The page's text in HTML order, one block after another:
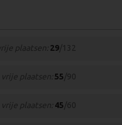
vrije plaatsen: 29/132
vrije plaatsen: 55/90
vrije plaatsen: 45/60